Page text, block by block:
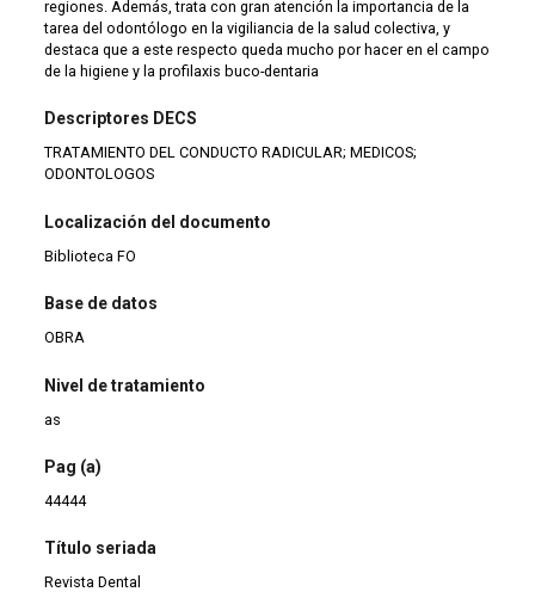
regiones. Además, trata con gran atención la importancia de la
tarea del odontólogo en la vigiliancia de la salud colectiva, y
destaca que a este respecto queda mucho por hacer en el campo
de la higiene y la profilaxis buco-dentaria
Descriptores DECS
TRATAMIENTO DEL CONDUCTO RADICULAR; MEDICOS;
ODONTOLOGOS
Localización del documento
Biblioteca FO
Base de datos
OBRA
Nivel de tratamiento
as
Pag (a)
44444
Título seriada
Revista Dental